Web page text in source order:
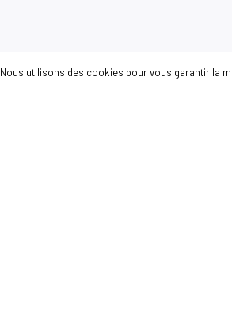
Nous utilisons des cookies pour vous garantir la